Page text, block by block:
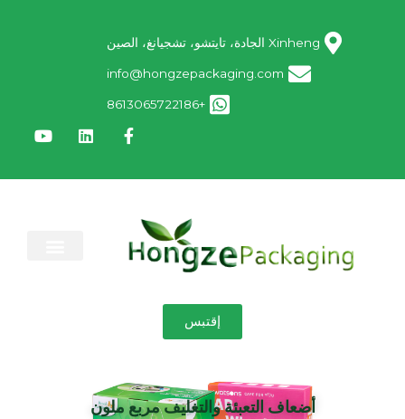
Xinheng الجادة، تايتشو، تشجيانغ، الصين
info@hongzepackaging.com
+8613065722186
إقتبس
أضعاف التعبئة والتغليف مربع ملون